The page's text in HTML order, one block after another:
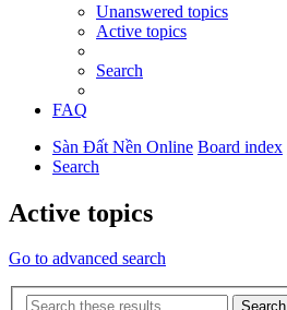
Unanswered topics
Active topics
Search
FAQ
Sàn Đất Nền Online Board index
Search
Active topics
Go to advanced search
Search